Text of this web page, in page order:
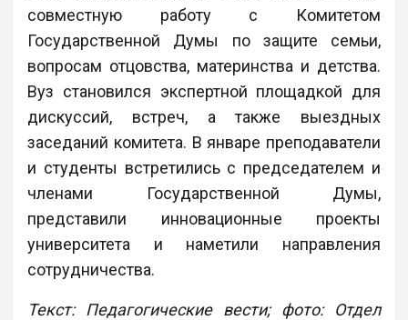
совместную работу с Комитетом
Государственной Думы по защите семьи,
вопросам отцовства, материнства и детства.
Вуз становился экспертной площадкой для
дискуссий, встреч, а также выездных
заседаний комитета. В январе преподаватели
и студенты встретились с председателем и
членами Государственной Думы,
представили инновационные проекты
университета и наметили направления
сотрудничества.
Текст: Педагогические вести; фото: Отдел